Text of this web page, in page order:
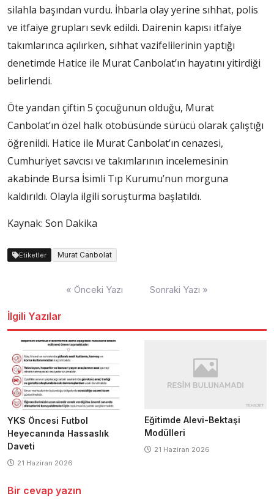
silahla başından vurdu. İhbarla olay yerine sıhhat, polis
ve itfaiye grupları sevk edildi. Dairenin kapısı itfaiye
takımlarınca açılırken, sıhhat vazifelilerinin yaptığı
denetimde Hatice ile Murat Canbolat’ın hayatını yitirdiği
belirlendi.
Öte yandan çiftin 5 çocuğunun olduğu, Murat
Canbolat’ın özel halk otobüsünde sürücü olarak çalıştığı
öğrenildi. Hatice ile Murat Canbolat’ın cenazesi,
Cumhuriyet savcısı ve takımlarının incelemesinin
akabinde Bursa İsimli Tıp Kurumu’nun morguna
kaldırıldı. Olayla ilgili soruşturma başlatıldı.
Kaynak: Son Dakika
Etiketler Murat Canbolat
« Önceki Yazı Sonraki Yazı »
İlgili Yazılar
YKS Öncesi Futbol
Heyecanında Hassaslık
Daveti
21 Haziran 2026
Eğitimde Alevi-Bektaşi
Modülleri
21 Haziran 2026
Bir cevap yazın